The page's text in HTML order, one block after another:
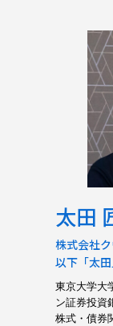
太田
株式会社
以下「太田
東京大学大
ン証券投資
株式・債券